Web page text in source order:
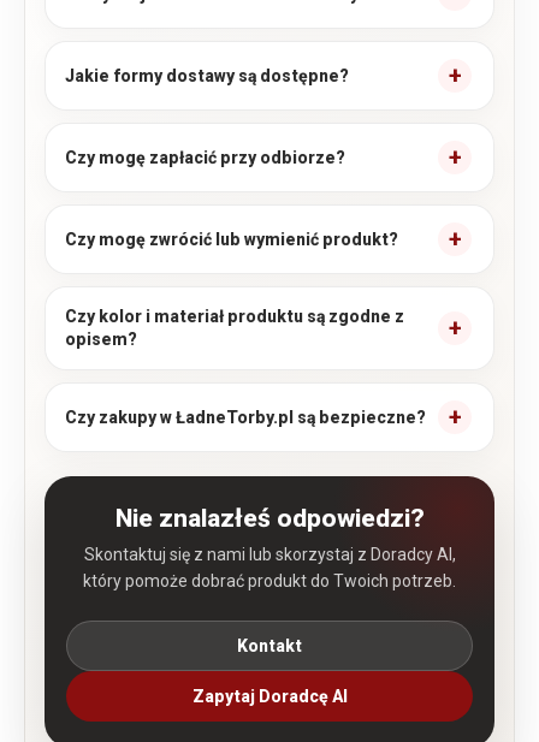
Jakie formy dostawy są dostępne?
Czy mogę zapłacić przy odbiorze?
Czy mogę zwrócić lub wymienić produkt?
Czy kolor i materiał produktu są zgodne z
opisem?
Czy zakupy w ŁadneTorby.pl są bezpieczne?
Nie znalazłeś odpowiedzi?
Skontaktuj się z nami lub skorzystaj z Doradcy AI,
który pomoże dobrać produkt do Twoich potrzeb.
Kontakt
Zapytaj Doradcę AI